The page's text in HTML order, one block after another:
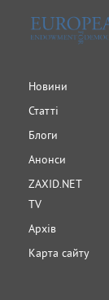
Новини
Статті
Блоги
Анонси
ZAXID.NET
TV
Архів
Карта сайту